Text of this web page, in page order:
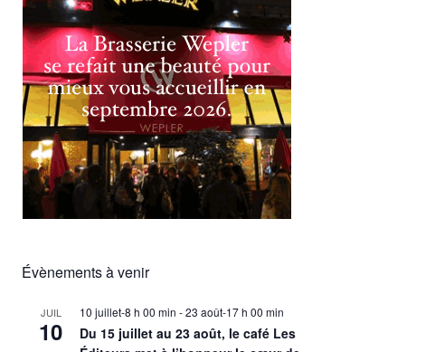
Évènements à venir
JUIL
10
10 juillet-8 h 00 min -23 août-17 h 00 min
Du 15 juillet au 23 août, le café Les